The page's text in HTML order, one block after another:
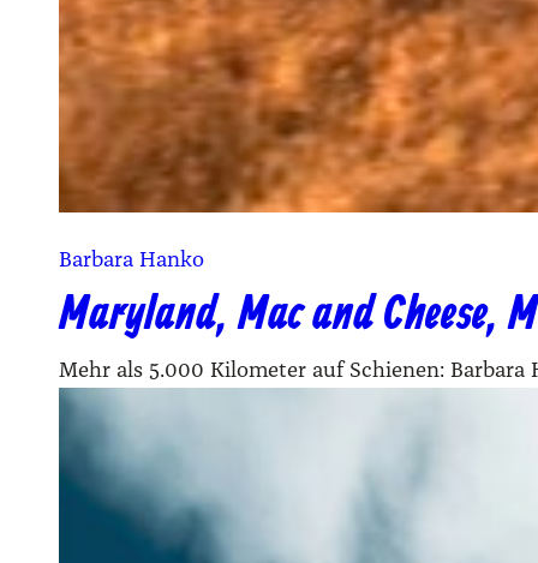
Barbara Hanko
Maryland, Mac and Cheese,
Mehr als 5.000 Kilometer auf Schienen: